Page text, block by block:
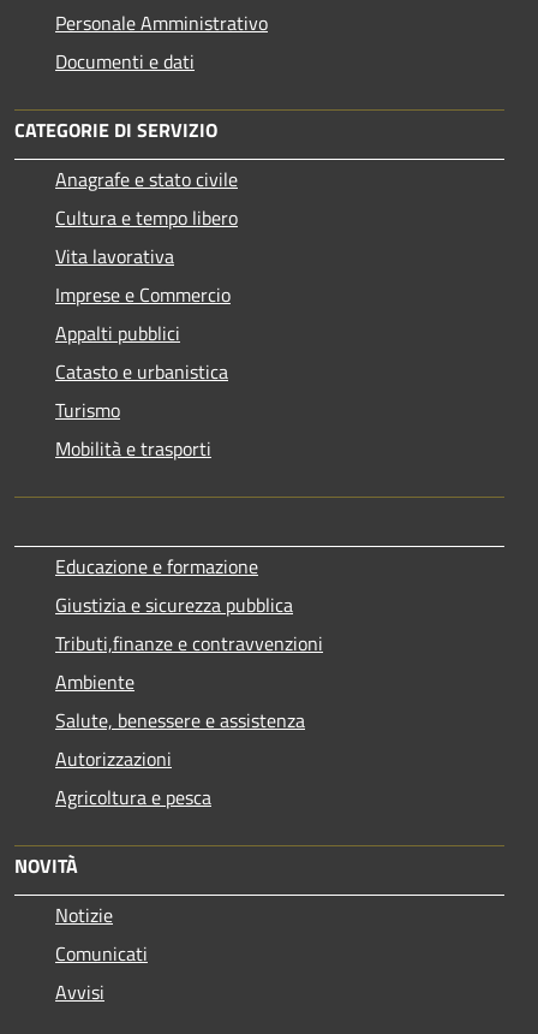
Personale Amministrativo
Documenti e dati
CATEGORIE DI SERVIZIO
Anagrafe e stato civile
Cultura e tempo libero
Vita lavorativa
Imprese e Commercio
Appalti pubblici
Catasto e urbanistica
Turismo
Mobilità e trasporti
Educazione e formazione
Giustizia e sicurezza pubblica
Tributi,finanze e contravvenzioni
Ambiente
Salute, benessere e assistenza
Autorizzazioni
Agricoltura e pesca
NOVITÀ
Notizie
Comunicati
Avvisi